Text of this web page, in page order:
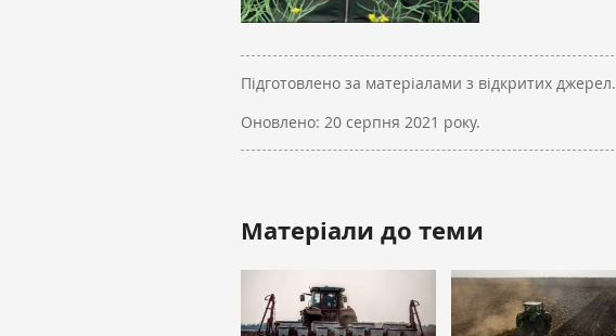
Підготовлено за матеріалами з відкритих джерел.
Оновлено: 20 серпня 2021 року.
Матеріали до теми